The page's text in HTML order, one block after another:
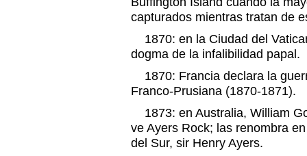
capturados mientras tratan de
1870: en la Ciudad del
dogma de la infalibilidad papal.
1870: Francia declara la
Franco-Prusiana (1870-1871).
1873: en Australia, William
ve Ayers Rock; las renombra
del Sur, sir Henry Ayers.